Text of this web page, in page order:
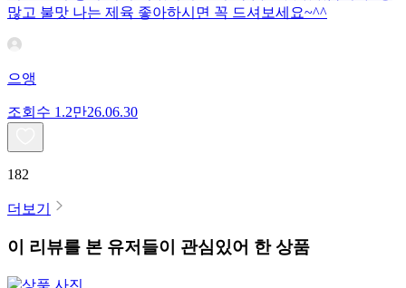
많고 불맛 나는 제육 좋아하시면 꼭 드셔보세요~^^
으앵
조회수 1.2만26.06.30
182
더보기
이 리뷰를 본 유저들이 관심있어 한 상품